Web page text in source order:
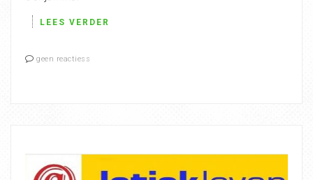
LEES VERDER
geen reactiess